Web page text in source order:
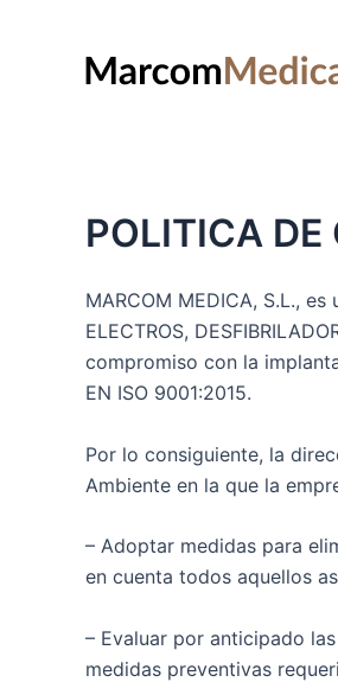
POLITICA
MARCOM MEDICA, S.L., es
ELECTROS,
compromiso con la
EN ISO 9001:2015.
Por lo consiguiente, la
Ambiente en la que la
– Adoptar medidas para
en cuenta todos aquellos
– Evaluar por anticipado
medidas preventivas